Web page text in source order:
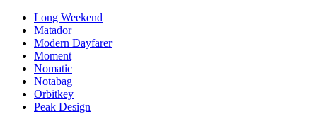
Long Weekend
Matador
Modern Dayfarer
Moment
Nomatic
Notabag
Orbitkey
Peak Design